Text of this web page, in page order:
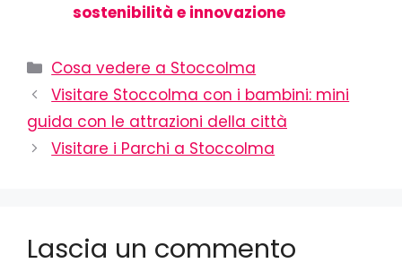
sostenibilità e innovazione
Cosa vedere a Stoccolma
Visitare Stoccolma con i bambini: mini
guida con le attrazioni della città
Visitare i Parchi a Stoccolma
Lascia un commento